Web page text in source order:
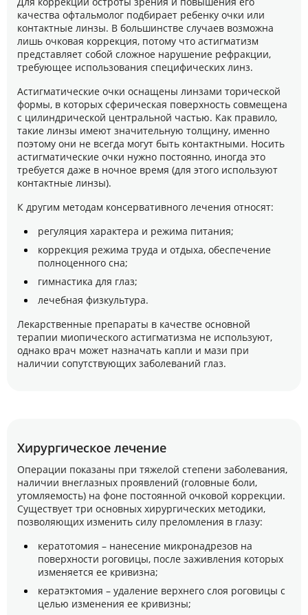
качества офтальмолог подбирает ребенку очки или
контактные линзы. В большинстве случаев возможна
лишь очковая коррекция, потому что астигматизм
представляет собой сложное нарушение рефракции,
требующее использования специфических линз.
Астигматические очки оснащены линзами торической
формы, в которых сферическая поверхность совмещена
с цилиндрической центральной частью. Как правило,
такие линзы имеют значительную толщину, именно
поэтому они не всегда могут быть контактными. Носить
астигматические очки нужно постоянно, иногда это
требуется даже в ночное время (для этого используют
контактные линзы).
К другим методам консервативного лечения относят:
регуляция характера и режима питания;
коррекция режима труда и отдыха, обеспечение
полноценного сна;
гимнастика для глаз;
лечебная физкультура.
Лекарственные препараты в качестве основной
терапии миопического астигматизма не используют,
однако врач может назначать капли и мази при
наличии сопутствующих заболеваний глаз.
Хирургическое лечение
Операции показаны при тяжелой степени заболевания,
наличии внеглазных проявлений (головные боли,
утомляемость) на фоне постоянной очковой коррекции.
Существует три основных хирургических методики,
позволяющих изменить силу преломления в глазу:
кератотомия – нанесение микронадрезов на
поверхности роговицы, после заживления которых
изменяется ее кривизна;
кератэктомия – удаление верхнего слоя роговицы с
целью изменения ее кривизны;